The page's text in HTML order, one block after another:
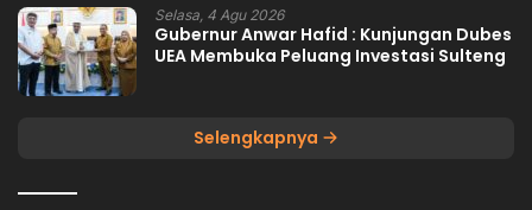
Selasa, 4 Agu 2026
Gubernur Anwar Hafid : Kunjungan Dubes
UEA Membuka Peluang Investasi Sulteng
Selengkapnya